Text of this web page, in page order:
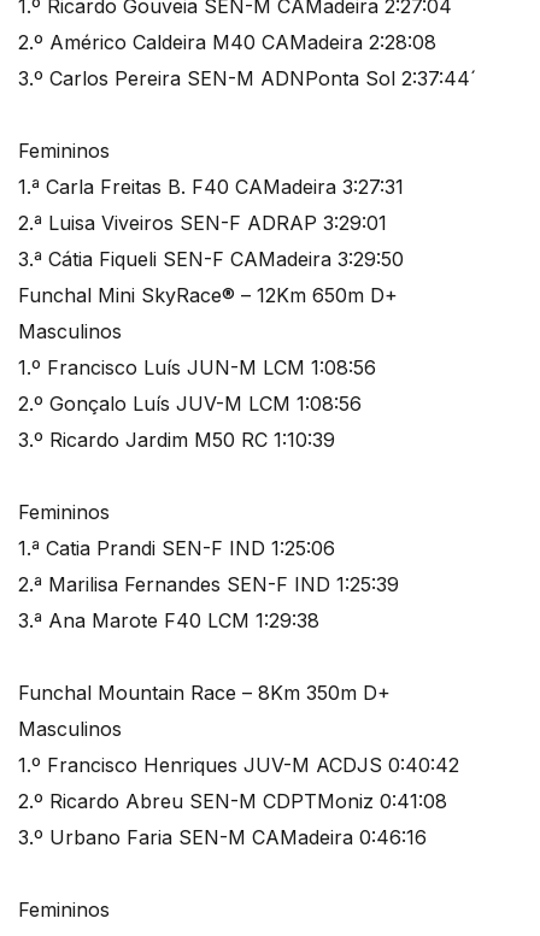
1.º Ricardo Gouveia SEN-M CAMadeira 2:27:04
2.º Américo Caldeira M40 CAMadeira 2:28:08
3.º Carlos Pereira SEN-M ADNPonta Sol 2:37:44´
Femininos
1.ª Carla Freitas B. F40 CAMadeira 3:27:31
2.ª Luisa Viveiros SEN-F ADRAP 3:29:01
3.ª Cátia Fiqueli SEN-F CAMadeira 3:29:50
Funchal Mini SkyRace® – 12Km 650m D+
Masculinos
1.º Francisco Luís JUN-M LCM 1:08:56
2.º Gonçalo Luís JUV-M LCM 1:08:56
3.º Ricardo Jardim M50 RC 1:10:39
Femininos
1.ª Catia Prandi SEN-F IND 1:25:06
2.ª Marilisa Fernandes SEN-F IND 1:25:39
3.ª Ana Marote F40 LCM 1:29:38
Funchal Mountain Race – 8Km 350m D+
Masculinos
1.º Francisco Henriques JUV-M ACDJS 0:40:42
2.º Ricardo Abreu SEN-M CDPTMoniz 0:41:08
3.º Urbano Faria SEN-M CAMadeira 0:46:16
Femininos